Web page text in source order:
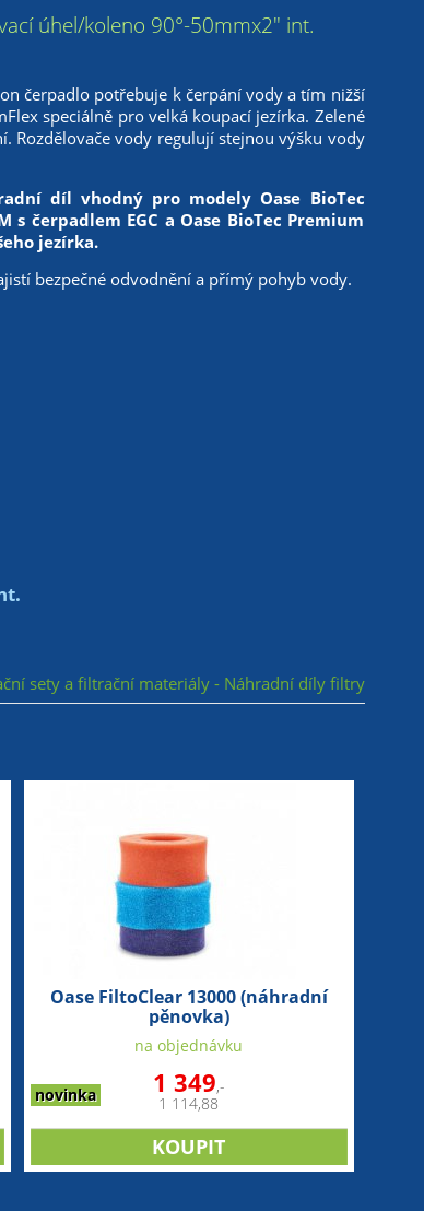
úhel/koleno 90°-50mmx2" int.
čerpadlo potřebuje k čerpání vody a tím nižší
speciálně pro velká koupací jezírka. Zelené
Rozdělovače vody regulují stejnou výšku vody
díl vhodný pro modely Oase BioTec
s čerpadlem EGC a Oase BioTec Premium
jezírka.
bezpečné odvodnění a přímý pohyb vody.
sety a filtrační materiály - Náhradní díly filtry
Oase FiltoClear 13000 (náhradní
pěnovka)
novinka
na objednávku
1 349,-
1 114,88